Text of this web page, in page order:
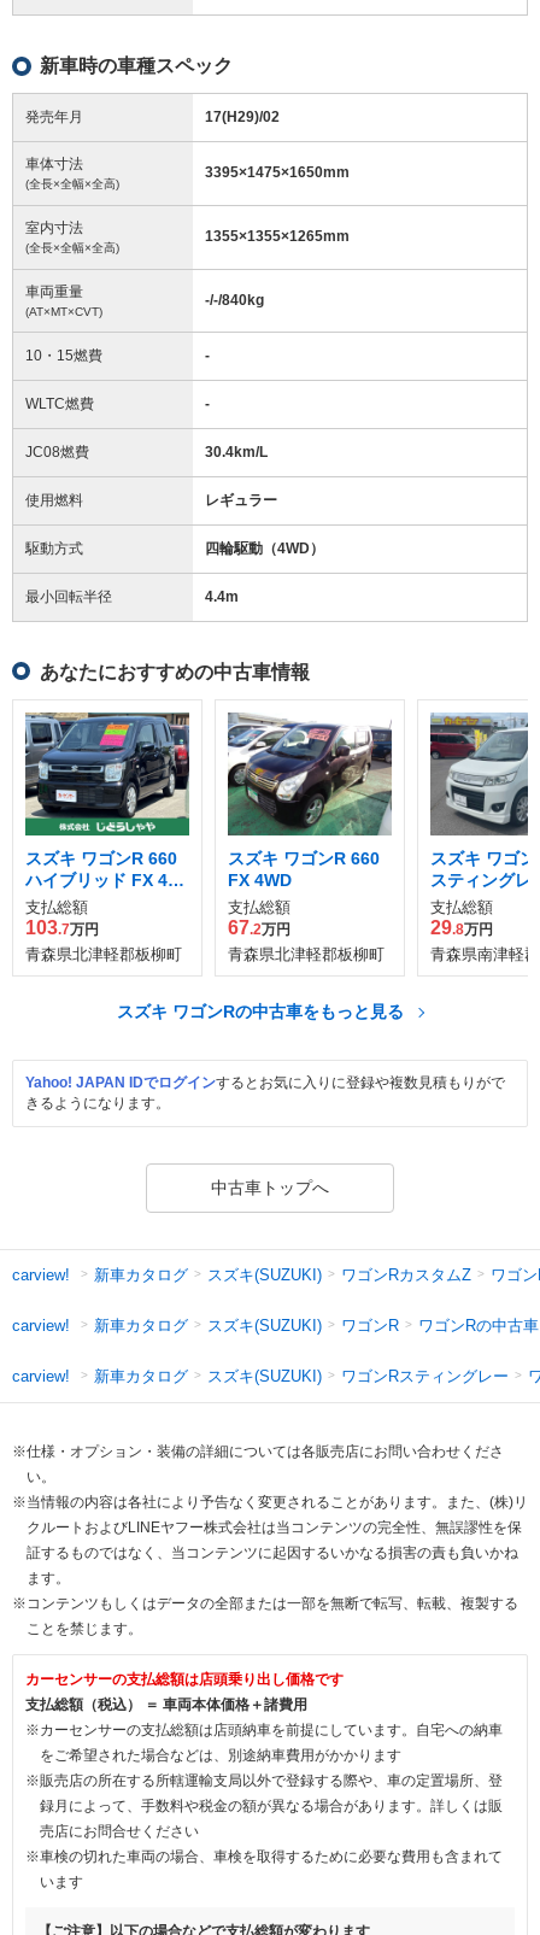
新車時の車種スペック
発売年月 17(H29)/02
車体寸法
(全長×全幅×全高)
3395×1475×1650mm
室内寸法
(全長×全幅×全高)
1355×1355×1265mm
車両重量
(AT×MT×CVT)
-/-/840kg
10・15燃費 -
WLTC燃費 -
JC08燃費 30.4km/L
使用燃料 レギュラー
駆動方式 四輪駆動（4WD）
最小回転半径 4.4m
あなたにおすすめの中古車情報
スズキ ワゴンR 660
ハイブリッド FX 4W
D
支払総額
103.7万円
青森県北津軽郡板柳町
スズキ ワゴンR 660
FX 4WD
支払総額
67.2万円
青森県北津軽郡板柳町
スズキ ワゴ
スティングレ
D
支払総額
29.8万円
青森県南津軽
スズキ ワゴンRの中古車をもっと見る
Yahoo! JAPAN IDでログインするとお気に入りに登録や複数見積もりがで
きるようになります。
中古車トップへ
carview! 新車カタログ スズキ(SUZUKI) ワゴンRカスタムZ ワゴ
carview! 新車カタログ スズキ(SUZUKI) ワゴンR ワゴンRの中古車
carview! 新車カタログ スズキ(SUZUKI) ワゴンRスティングレー
※仕様・オプション・装備の詳細については各販売店にお問い合わせくださ
い。
※当情報の内容は各社により予告なく変更されることがあります。また、(株)リ
クルートおよびLINEヤフー株式会社は当コンテンツの完全性、無誤謬性を保
証するものではなく、当コンテンツに起因するいかなる損害の責も負いかね
ます。
※コンテンツもしくはデータの全部または一部を無断で転写、転載、複製する
ことを禁じます。
カーセンサーの支払総額は店頭乗り出し価格です
支払総額（税込） ＝ 車両本体価格＋諸費用
※カーセンサーの支払総額は店頭納車を前提にしています。自宅への納車
をご希望された場合などは、別途納車費用がかかります
※販売店の所在する所轄運輸支局以外で登録する際や、車の定置場所、登
録月によって、手数料や税金の額が異なる場合があります。詳しくは販
売店にお問合せください
※車検の切れた車両の場合、車検を取得するために必要な費用も含まれて
います
【ご注意】以下の場合などで支払総額が変わります